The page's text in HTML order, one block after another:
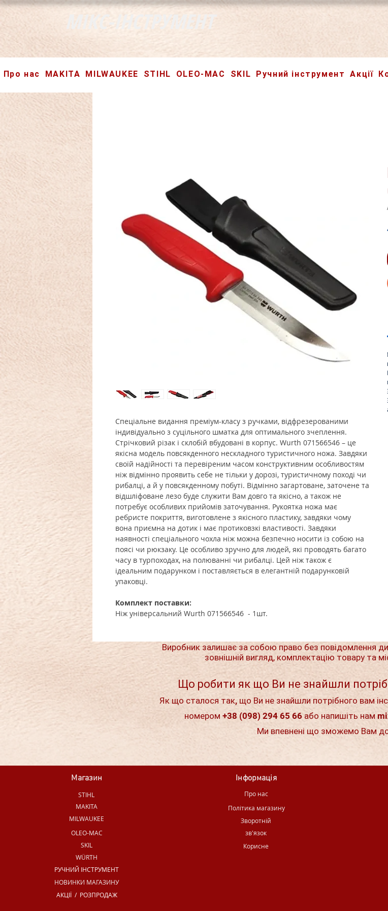
МІКС-ІНСТРУМЕНТ
Про нас MAKITA MILWAUKEE STIHL OLEO-MAC SKIL Ручний інструмент Акції
Спеціальне видання преміум-класу з ручками, відфрезерованими
індивідуально з суцільного шматка для оптимального зчеплення.
Стрічковий різак і склобій вбудовані в корпус. Wurth 071566546 – ​​це
якісна модель повсякденного нескладного туристичного ножа. Завдяки
своїй надійності та перевіреним часом конструктивним особливостям
ніж відмінно проявить себе не тільки у дорозі, туристичному поході чи
рибалці, а й у повсякденному побуті. Відмінно загартоване, заточене та
відшліфоване лезо буде служити Вам довго та якісно, ​​а також не
потребує особливих прийомів заточування. Рукоятка ножа має
ребристе покриття, виготовлене з якісного пластику, завдяки чому
вона приємна на дотик і має протиковзкі властивості. Завдяки
наявності спеціального чохла ніж можна безпечно носити із собою на
поясі чи рюкзаку. Це особливо зручно для людей, які проводять багато
часу в турпоходах, на полюванні чи рибалці. Цей ніж також є
ідеальним подарунком і поставляється в елегантній подарунковій
упаковці.
Комплект поставки:
Ніж універсальний Wurth 071566546 - 1шт.
Виробник залишає за собою право без повідомлення
зовнішній вигляд, комплектацію товару та
Що робити як що Ви не знайшли
Як що сталося так, що Ви не знайшли потрібного вам
номером +38 (098) 294 65 66 або напишіть нам
Ми впевнені що зможемо Вам
Магазин
STIHL
MAKITA
MILWAUKEE
OLEO-MAC
SKIL
WÜRTH
РУЧНИЙ ІНСТРУМЕНТ
НОВИНКИ МАГАЗИНУ
АКЦІЇ / РОЗПРОДАЖ
Інформація
Про нас
Політика магазину
Зворотній
зв'язок
Корисне